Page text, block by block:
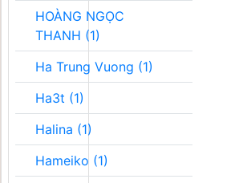
HOÀNG NGỌC
THANH (1)
Ha Trung Vuong (1)
Ha3t (1)
Halina (1)
Hameiko (1)